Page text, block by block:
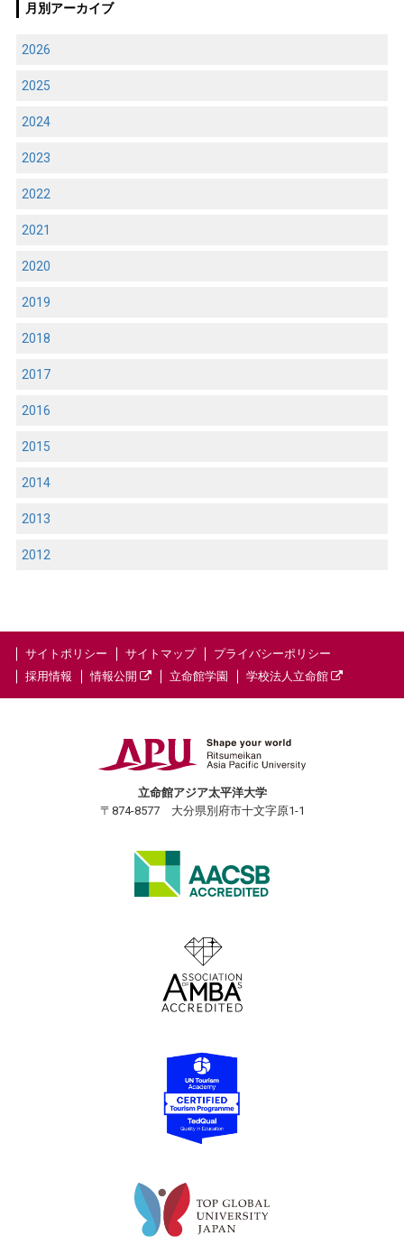
月別アーカイブ
2026
2025
2024
2023
2022
2021
2020
2019
2018
2017
2016
2015
2014
2013
2012
サイトポリシー サイトマップ
プライバシーポリシー
採用情報
情報公開 立命館学園 学校法人立命館
立命館アジア太平洋大学
〒874-8577 大分県別府市十文字原1-1